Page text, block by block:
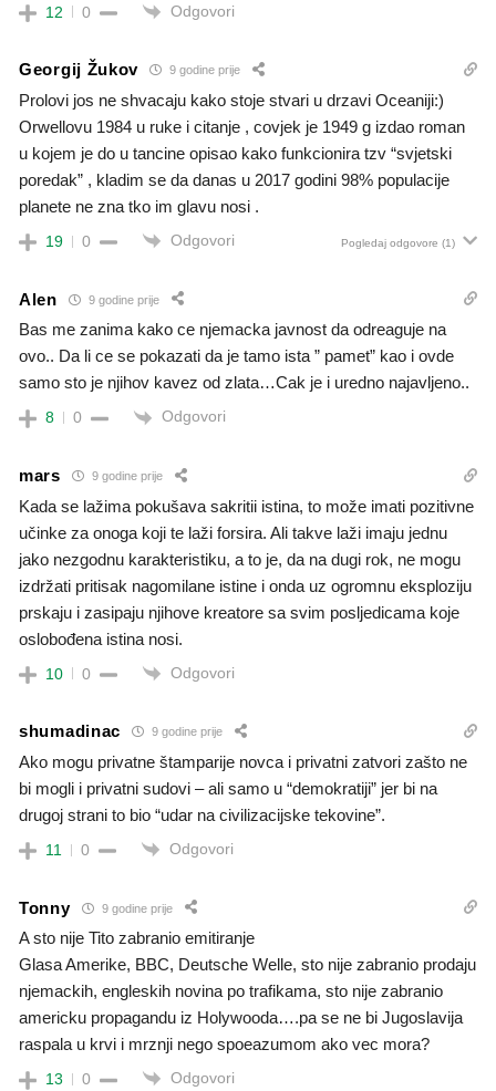
12 0 Odgovori
Georgij Žukov 9 godine prije
Prolovi jos ne shvacaju kako stoje stvari u drzavi Oceaniji:)
Orwellovu 1984 u ruke i citanje , covjek je 1949 g izdao roman
u kojem je do u tancine opisao kako funkcionira tzv “svjetski
poredak” , kladim se da danas u 2017 godini 98% populacije
planete ne zna tko im glavu nosi .
19 0 Odgovori Pogledaj odgovore (1)
Alen 9 godine prije
Bas me zanima kako ce njemacka javnost da odreaguje na
ovo.. Da li ce se pokazati da je tamo ista ” pamet” kao i ovde
samo sto je njihov kavez od zlata…Cak je i uredno najavljeno..
8 0 Odgovori
mars 9 godine prije
Kada se lažima pokušava sakritii istina, to može imati pozitivne
učinke za onoga koji te laži forsira. Ali takve laži imaju jednu
jako nezgodnu karakteristiku, a to je, da na dugi rok, ne mogu
izdržati pritisak nagomilane istine i onda uz ogromnu eksploziju
prskaju i zasipaju njihove kreatore sa svim posljedicama koje
oslobođena istina nosi.
10 0 Odgovori
shumadinac 9 godine prije
Ako mogu privatne štamparije novca i privatni zatvori zašto ne
bi mogli i privatni sudovi – ali samo u “demokratiji” jer bi na
drugoj strani to bio “udar na civilizacijske tekovine”.
11 0 Odgovori
Tonny 9 godine prije
A sto nije Tito zabranio emitiranje
Glasa Amerike, BBC, Deutsche Welle, sto nije zabranio prodaju
njemackih, engleskih novina po trafikama, sto nije zabranio
americku propagandu iz Holywooda….pa se ne bi Jugoslavija
raspala u krvi i mrznji nego spoeazumom ako vec mora?
13 0 Odgovori